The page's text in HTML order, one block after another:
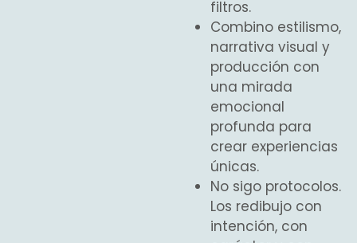
filtros.
Combino estilismo,
narrativa visual y
producción con
una mirada
emocional
profunda para
crear experiencias
únicas.
No sigo protocolos.
Los redibujo con
intención, con